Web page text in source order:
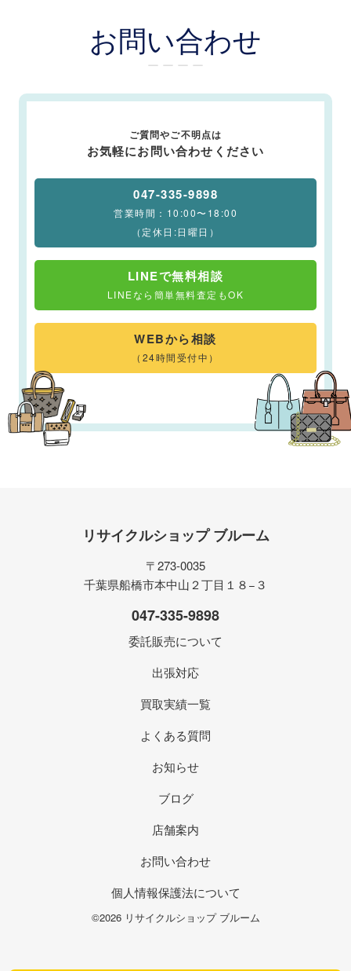
お問い合わせ
ー ー ー ー
ご質問やご不明点は
お気軽にお問い合わせください
047-335-9898
営業時間：10:00〜18:00
（定休日:日曜日）
LINEで無料相談
LINEなら簡単無料査定もOK
WEBから相談
（24時間受付中）
リサイクルショップ ブルーム
〒273-0035
千葉県船橋市本中山２丁目１８−３
047-335-9898
委託販売について
出張対応
買取実績一覧
よくある質問
お知らせ
ブログ
店舗案内
お問い合わせ
個人情報保護法について
©2026 リサイクルショップ ブルーム